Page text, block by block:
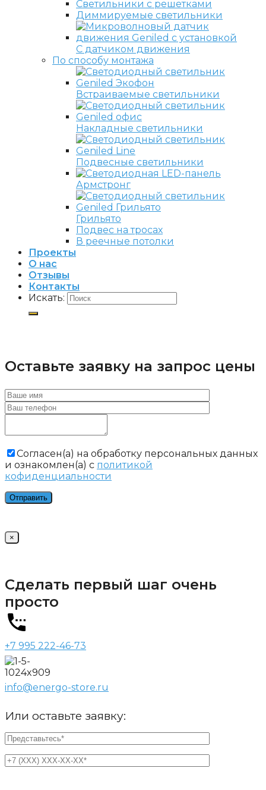
Светильники с решетками
Диммируемые светильники
С датчиком движения
По способу монтажа
Встраиваемые светильники
Накладные светильники
Подвесные светильники
Армстронг
Грильято
Подвес на тросах
В реечные потолки
Проекты
О нас
Отзывы
Контакты
Искать:
Оставьте заявку на запрос цены
Cогласен(а) на обработку персональных данных
и ознакомлен(а) с политикой
кофиденциальности
×
Сделать первый шаг очень
просто
+7 995 222-46-73
info@energo-store.ru
Или оставьте заявку: